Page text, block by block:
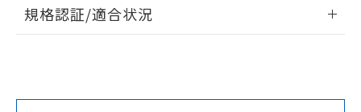
ログイン/会員登録
ダウンロードデータをご利用いただく前に、以下を必ずお読
K3HB-XVD-L1AC1 AC100-240のRoHS対応状況については、
この製品のRoHS/REACH対応状況ページへ
規格認証/適合状況